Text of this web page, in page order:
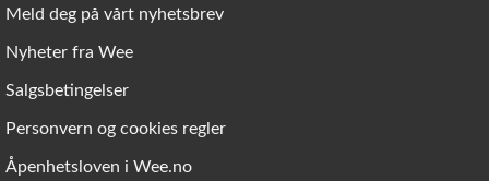
Meld deg på vårt nyhetsbrev
Nyheter fra Wee
Salgsbetingelser
Personvern og cookies regler
Åpenhetsloven i Wee.no